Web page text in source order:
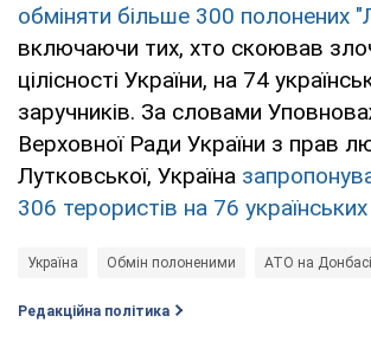
обміняти більше 300 полонених
включаючи тих, хто скоював
цілісності України, на 74
заручників. За словами
Верховної Ради України з прав
Лутковської, Україна
306 терористів на 76
Україна Обмін полоненими АТО на Донбасі
Редакційна політика